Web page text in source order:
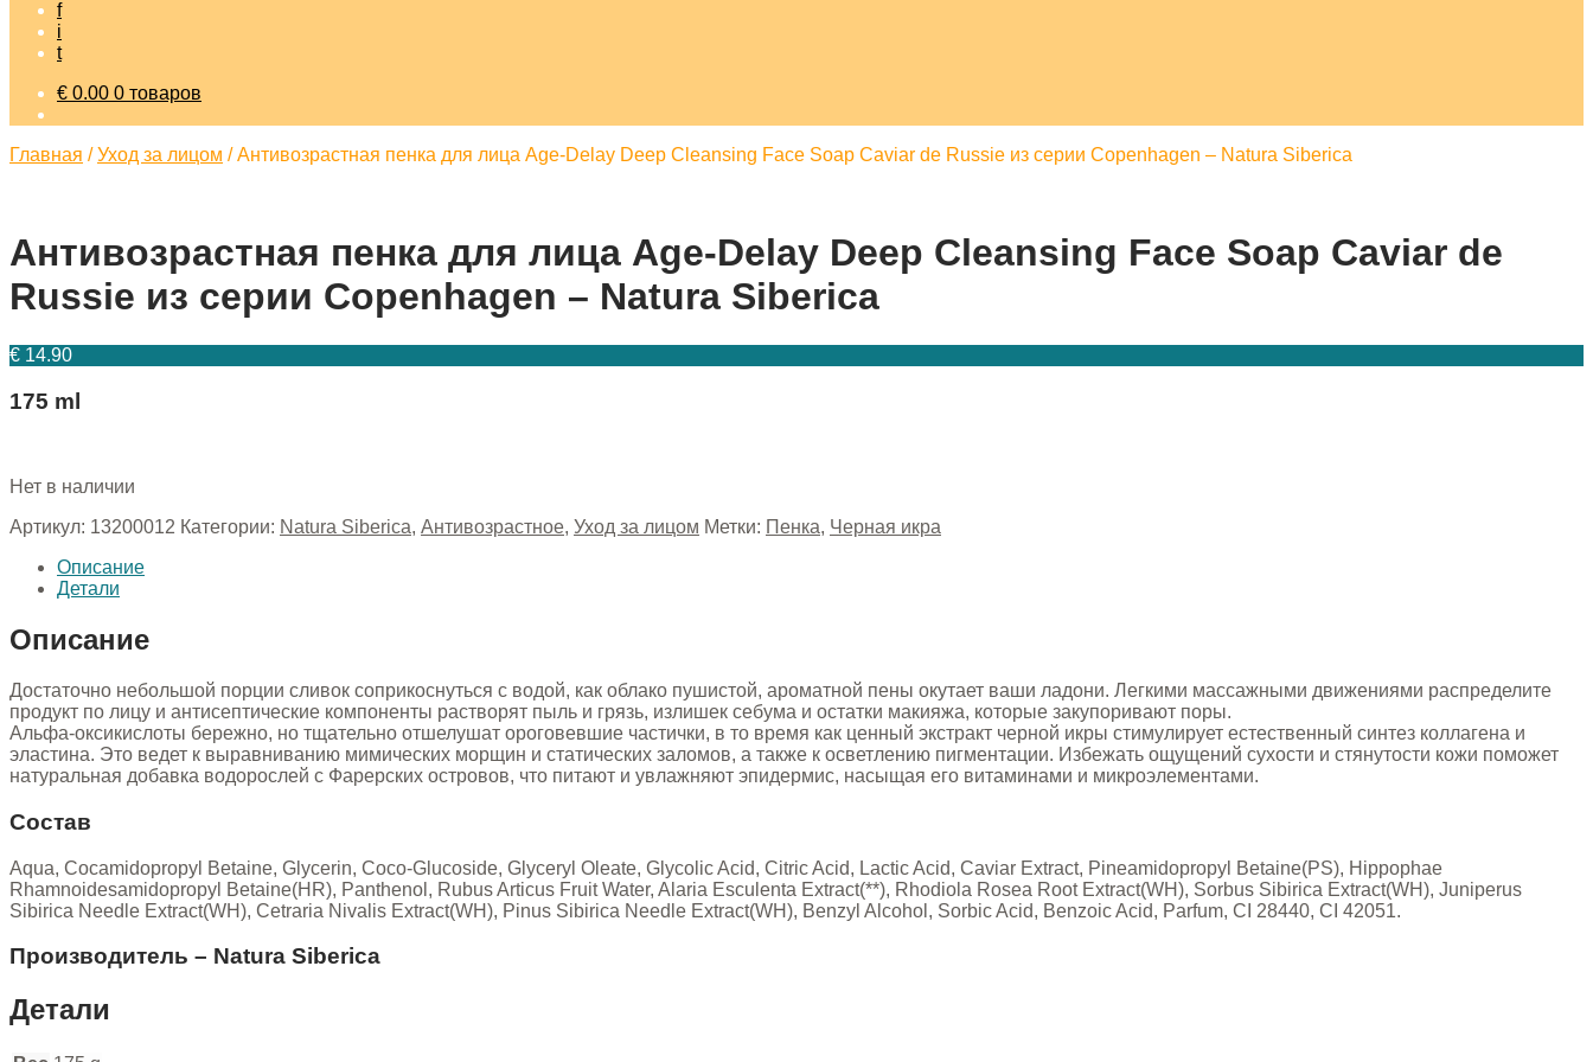
f
i
t
€ 0.00 0 товаров
Главная /Уход за лицом /Антивозрастная пенка для лица Age-Delay Deep Cleansing Face Soap Caviar de Russie из серии Copenhagen – Natura Siberica
Антивозрастная пенка для лица Age-Delay Deep Cleansing Face Soap Caviar de
Russie из серии Copenhagen – Natura Siberica
€ 14.90
175 ml
Нет в наличии
Артикул: 13200012 Категории: Natura Siberica, Антивозрастное, Уход за лицом Метки: Пенка, Черная икра
Описание
Детали
Описание
Достаточно небольшой порции сливок соприкоснуться с водой, как облако пушистой, ароматной пены окутает ваши ладони. Легкими массажными движениями распределите
продукт по лицу и антисептические компоненты растворят пыль и грязь, излишек себума и остатки макияжа, которые закупоривают поры.
Альфа-оксикислоты бережно, но тщательно отшелушат ороговевшие частички, в то время как ценный экстракт черной икры стимулирует естественный синтез коллагена и
эластина. Это ведет к выравниванию мимических морщин и статических заломов, а также к осветлению пигментации. Избежать ощущений сухости и стянутости кожи поможет
натуральная добавка водорослей с Фарерских островов, что питают и увлажняют эпидермис, насыщая его витаминами и микроэлементами.
Состав
Aqua, Cocamidopropyl Betaine, Glycerin, Сoco-Glucoside, Glyceryl Oleate, Glycolic Acid, Citric Acid, Lactic Acid, Caviar Extract, Pineamidopropyl Betaine(PS), Hippophae
Rhamnoidesamidopropyl Betaine(HR), Panthenol, Rubus Articus Fruit Water, Alaria Esculenta Extract(**), Rhodiola Rosea Root Extract(WH), Sorbus Sibirica Extract(WH), Juniperus
Sibirica Needle Extract(WH), Cetraria Nivalis Extract(WH), Pinus Sibirica Needle Extract(WH), Benzyl Alcohol, Sorbic Acid, Benzoic Acid, Parfum, CI 28440, CI 42051.
Производитель – Natura Siberica
Детали